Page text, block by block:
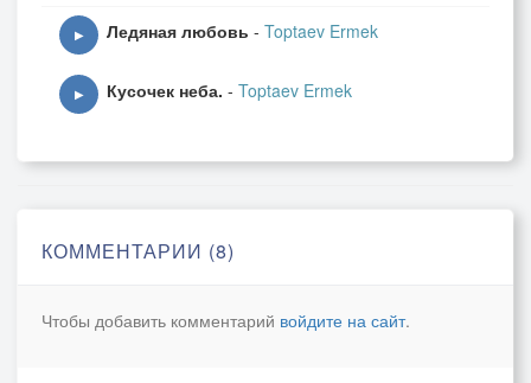
Просто захотелось заглянуть в окно.
▶ Ледяная любовь - Toptaev Ermek
▶ Кусочек неба. - Toptaev Ermek
КОММЕНТАРИИ (8)
Чтобы добавить комментарий войдите на сайт.